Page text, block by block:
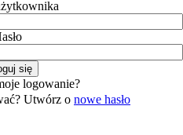
logowanie?
Utwórz o nowe hasło